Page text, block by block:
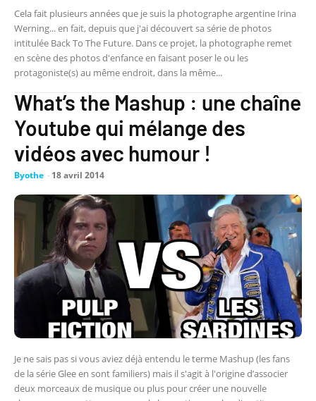
Cela fait plusieurs années que je suis la photographe argentine Irina
Werning... en fait, depuis que j'ai découvert sa série de photos
intitulée Back To The Future. Dans ce projet, la photographe remet
en scène des photos d'enfance en faisant poser le ou les
protagoniste(s) au même endroit, dans la même...
What’s the Mashup : une chaîne
Youtube qui mélange des
vidéos avec humour !
Byothe - 18 avril 2014
Je ne sais pas si vous aviez déjà entendu le terme Mashup (les fans
de la série Glee en sont familiers) mais il s'agit à l'origine d’associer
deux morceaux de musique ou plus pour créer une nouvelle